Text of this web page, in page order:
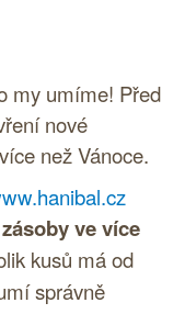
my umíme! Před
nové
než Vánoce.
ve více
kusů má od
správně